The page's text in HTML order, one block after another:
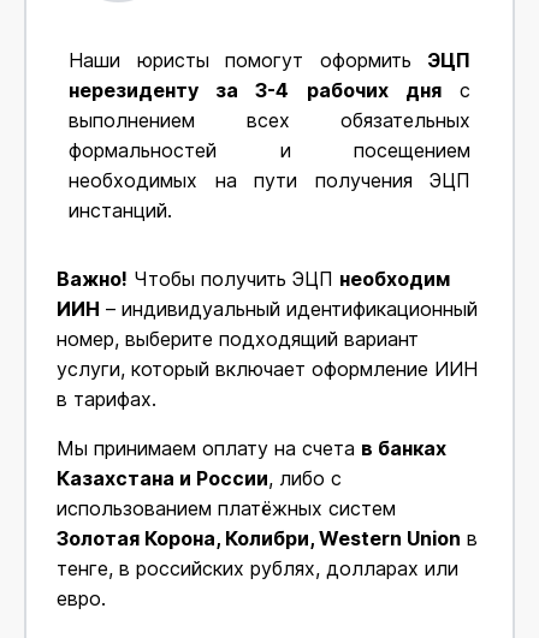
Наши юристы помогут оформить ЭЦП
нерезиденту за 3-4 рабочих дняс
выполнением всех обязательных
формальностей и посещением
необходимых на пути получения ЭЦП
инстанций.
Важно! Чтобы получить ЭЦП необходим
ИИН – индивидуальный идентификационный
номер, выберите подходящий вариант
услуги, который включает оформление ИИН
в тарифах.
Мы принимаем оплату на счета в банках
Казахстана и России, либо с
использованием платёжных систем
Золотая Корона, Колибри, Western Union в
тенге, в российских рублях, долларах или
евро.